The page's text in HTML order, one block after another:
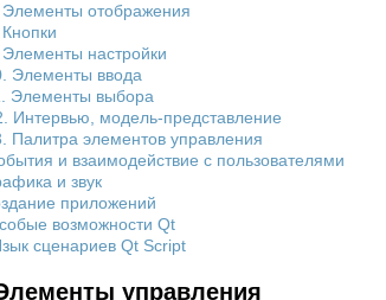
Элементы отображения
настройки
Элементы ввода
Элементы выбора
Интервью, модель-представление
Палитра элементов управления
и взаимодействие с пользователями
и звук
приложений
возможности Qt
сценариев Qt Script
управления